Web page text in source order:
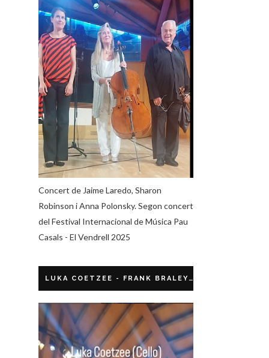
Concert de Jaime Laredo, Sharon
Robinson i Anna Polonsky. Segon concert
del Festival Internacional de Música Pau
Casals - El Vendrell 2025
LUKA COETZEE - FRANK BRALEY